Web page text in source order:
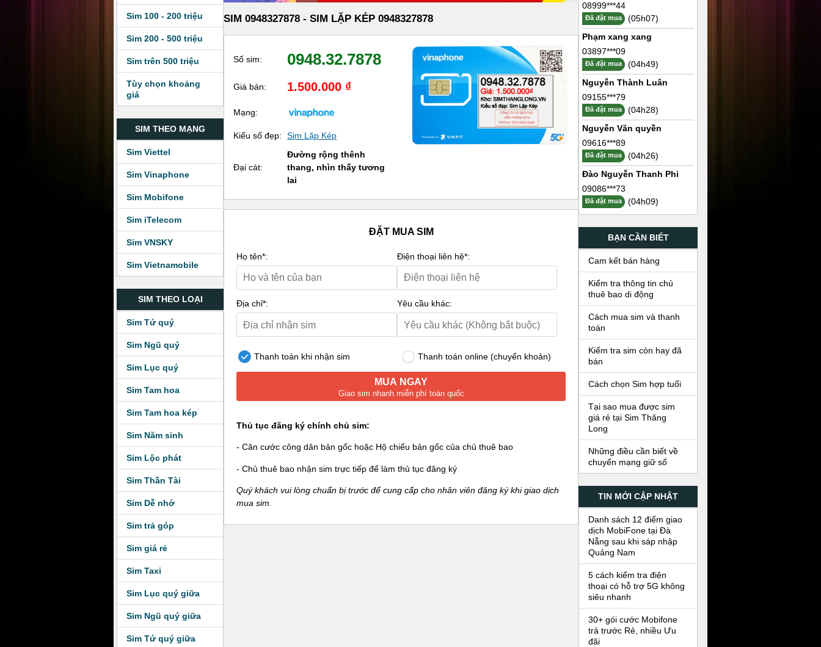
Sim 100 - 200 triệu
Sim 200 - 500 triệu
Sim trên 500 triệu
Tùy chọn khoảng
giá
SIM THEO MẠNG
Sim Viettel
Sim Vinaphone
Sim Mobifone
Sim iTelecom
Sim VNSKY
Sim Vietnamobile
SIM THEO LOẠI
Sim Tứ quý
Sim Ngũ quý
Sim Lục quý
Sim Tam hoa
Sim Tam hoa kép
Sim Năm sinh
Sim Lộc phát
Sim Thần Tài
Sim Dễ nhớ
Sim trả góp
Sim giá rẻ
Sim Taxi
Sim Lục quý giữa
Sim Ngũ quý giữa
Sim Tứ quý giữa
SIM 0948327878 - SIM LẶP KÉP 0948327878
Số sim: 0948.32.7878
Giá bán: 1.500.000 ₫
Mạng:
Kiểu số đẹp: Sim Lặp Kép
Đại cát:
Đường rộng thênh
thang, nhìn thấy tương
lai
ĐẶT MUA SIM
Họ tên*: Điện thoại liên hệ*:
Địa chỉ*: Yêu cầu khác:
Thanh toán khi nhận sim Thanh toán online (chuyển khoản)
MUA NGAY
Giao sim nhanh miễn phí toàn quốc
Thủ tục đăng ký chính chủ sim:
- Căn cước công dân bản gốc hoặc Hộ chiếu bản gốc của chủ thuê bao
- Chủ thuê bao nhận sim trực tiếp để làm thủ tục đăng ký
Quý khách vui lòng chuẩn bị trước để cung cấp cho nhân viên đăng ký khi giao dịch
mua sim.
08999***44
Đã đặt mua
(05h07)
Phạm xang xang
03897***09
Đã đặt mua
(04h49)
Nguyễn Thành Luân
09155***79
Đã đặt mua
(04h28)
Nguyễn Văn quyền
09616***89
Đã đặt mua
(04h26)
Đào Nguyễn Thanh Phi
09086***73
Đã đặt mua (04h09)
BẠN CẦN BIẾT
Cam kết bán hàng
Kiểm tra thông tin chủ
thuê bao di động
Cách mua sim và thanh
toán
Kiểm tra sim còn hay đã
bán
Cách chọn Sim hợp tuổi
Tại sao mua được sim
giá rẻ tại Sim Thăng
Long
Những điều cần biết về
chuyển mạng giữ số
TIN MỚI CẬP NHẬT
Danh sách 12 điểm giao
dịch MobiFone tại Đà
Nẵng sau khi sáp nhập
Quảng Nam
5 cách kiểm tra điện
thoại có hỗ trợ 5G không
siêu nhanh
30+ gói cước Mobifone
trả trước Rẻ, nhiều Ưu
đãi